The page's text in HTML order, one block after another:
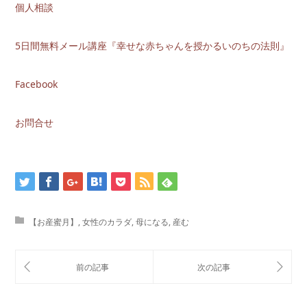
個人相談
5日間無料メール講座『幸せな赤ちゃんを授かるいのちの法則』
Facebook
お問合せ
【お産蜜月】 ,女性のカラダ,母になる, 産む